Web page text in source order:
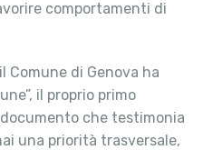
comportamenti di
Comune di Genova ha
il proprio primo
che testimonia
una priorità trasversale,